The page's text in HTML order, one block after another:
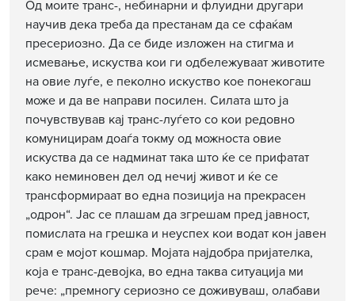
Од моите транс-, небинарни и флуидни другари
научив дека треба да престанам да се сфаќам
пресериозно. Да се биде изложен на стигма и
исмевање, искуства кои ги одбележуваат животите
на овие луѓе, е пеколно искуство кое понекогаш
може и да ве направи посилен. Силата што ја
почувствував кај транс-луѓето со кои редовно
комуницирам доаѓа токму од можноста овие
искуства да се надминат така што ќе се прифатат
како неминовен дел од нечиј живот и ќе се
трансформираат во една позиција на прекрасен
„одрон“. Јас се плашам да згрешам пред јавност,
помислата на грешка и неуспех кои водат кон јавен
срам е мојот кошмар. Мојата најдобра пријателка,
која е транс-девојка, во една таква ситуација ми
рече: „премногу сериозно се доживуваш, олабави